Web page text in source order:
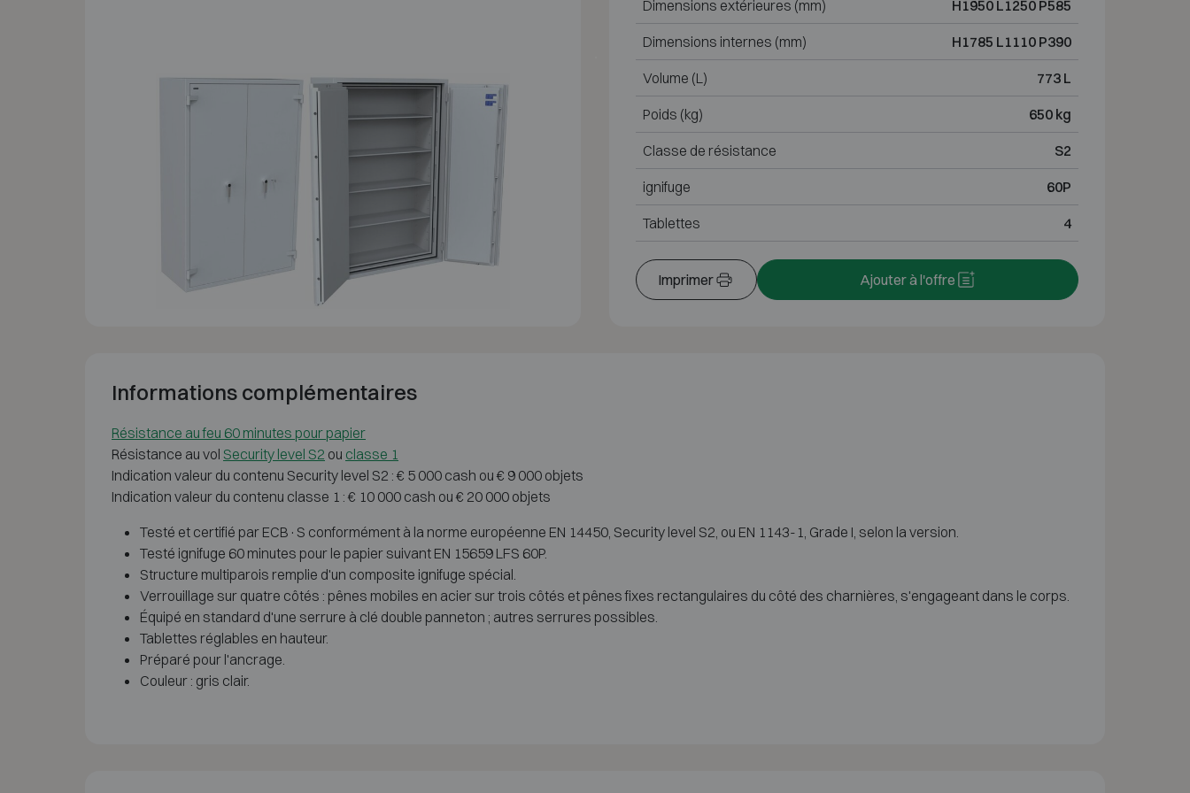
Dimensions extérieures (mm) H1950 L1250 P585
Dimensions internes (mm) H1785 L1110 P390
Volume (L) 773 L
Poids (kg) 650 kg
Classe de résistance S2
ignifuge 60P
Tablettes 4
Imprimer Ajouter à l'offre
Informations complémentaires
Résistance au feu 60 minutes pour papier
Résistance au vol Security level S2 ou classe 1
Indication valeur du contenu Security level S2 : € 5 000 cash ou € 9 000 objets
Indication valeur du contenu classe 1 : € 10 000 cash ou € 20 000 objets
Testé et certifié par ECB·S conformément à la norme européenne EN 14450, Security level S2, ou EN 1143-1, Grade I, selon la version.
Testé ignifuge 60 minutes pour le papier suivant EN 15659 LFS 60P.
Structure multiparois remplie d'un composite ignifuge spécial.
Verrouillage sur quatre côtés : pênes mobiles en acier sur trois côtés et pênes fixes rectangulaires du côté des charnières, s'engageant dans le corps.
Équipé en standard d'une serrure à clé double panneton ; autres serrures possibles.
Tablettes réglables en hauteur.
Préparé pour l'ancrage.
Couleur : gris clair.